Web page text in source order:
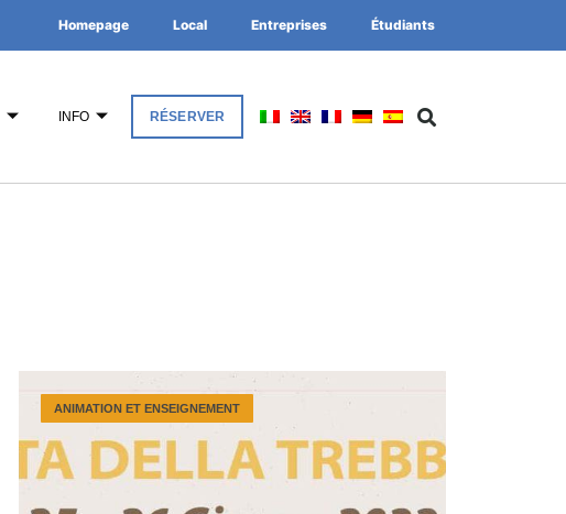
Homepage Local Entreprises Étudiants
INFO RÉSERVER
ANIMATION ET ENSEIGNEMENT